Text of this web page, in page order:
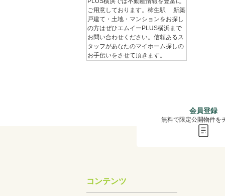
ご用意しております。柿生駅 新築
戸建て・土地・マンションをお探し
の方はぜひエムイーPLUS横浜まで
お問い合わせください。信頼あるス
タッフがあなたのマイホーム探しの
お手伝いをさせて頂きます。
会員登録
無料で限定公開物件を
コンテンツ